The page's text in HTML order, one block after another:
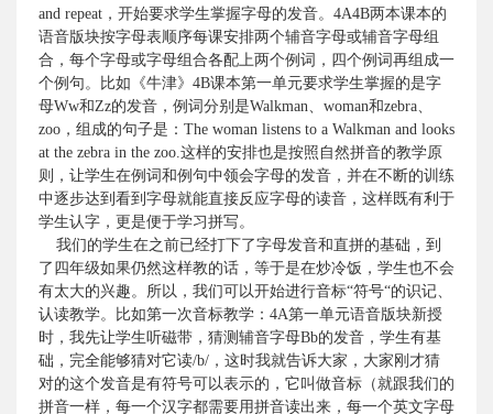
and repeat ，开始要求学生掌握字母的发音。 4A4B两本课本的
语音版块按字母表顺序每课安排两个辅音字母或辅音字母组
合，每个字母或字母组合各配上两个例词，四个例词再组成一
个例句。比如《牛津》 4B课本第一单元要求学生掌握的是字
母Ww和Zz的发音，例词分别是Walkman、 woman和zebra、
zoo ，组成的句子是： The woman listens to a Walkman and looks
at the zebra in the zoo.这样的安排也是按照自然拼音的教学原
则，让学生在例词和例句中领会字母的发音，并在不断的训练
中逐步达到看到字母就能直接反应字母的读音，这样既有利于
学生认字，更是便于学习拼写。
我们的学生在之前已经打下了字母发音和直拼的基础，到
了四年级如果仍然这样教的话，等于是在炒冷饭，学生也不会
有太大的兴趣。所以，我们可以开始进行音标“符号“的识记、
认读教学。比如第一次音标教学： 4A第一单元语音版块新授
时，我先让学生听磁带，猜测辅音字母Bb的发音，学生有基
础，完全能够猜对它读/b/ ，这时我就告诉大家，大家刚才猜
对的这个发音是有符号可以表示的，它叫做音标（就跟我们的
拼音一样，每一个汉字都需要用拼音读出来，每一个英文字母